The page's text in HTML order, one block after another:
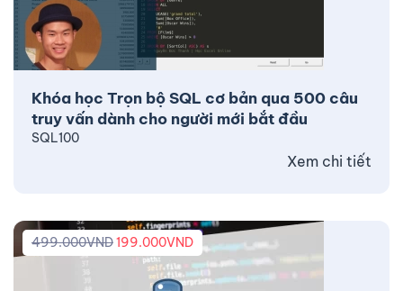
Khóa học Trọn bộ SQL cơ bản qua 500 câu
truy vấn dành cho người mới bắt đầu
SQL100
Xem chi tiết
499.000VND199.000VND